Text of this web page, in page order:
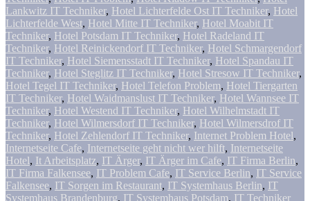
Lankwitz IT Techniker, Hotel Lichterfelde Ost IT Techniker, Hotel
Lichterfelde West, Hotel Mitte IT Techniker, Hotel Moabit IT
Techniker, Hotel Potsdam IT Techniker, Hotel Radeland IT
Techniker, Hotel Reinickendorf IT Techniker, Hotel Schmargendorf
IT Techniker, Hotel Siemensstadt IT Techniker, Hotel Spandau IT
Techniker, Hotel Steglitz IT Techniker, Hotel Stresow IT Techniker,
Hotel Tegel IT Techniker, Hotel Telefon Problem, Hotel Tiergarten
IT Techniker, Hotel Waidmanslust IT Techniker, Hotel Wannsee IT
Techniker, Hotel Westend IT Techniker, Hotel Wilhelmstadt IT
Techniker, Hotel Wilmersdorf IT Techniker, Hotel Wilmersdrof IT
Techniker, Hotel Zehlendorf IT Techniker, Internet Problem Hotel,
Internetseite Cafe, Internetseite geht nicht wer hilft, Internetseite
Hotel, It Arbeitsplatz, IT Ärger, IT Ärger im Cafe, IT Firma Berlin,
IT Firma Falkensee, IT Problem Cafe, IT Service Berlin, IT Service
Falkensee, IT Sorgen im Restaurant, IT Systemhaus Berlin, IT
Systemhaus Brandenburg, IT Systemhaus Potsdam, IT Techniker